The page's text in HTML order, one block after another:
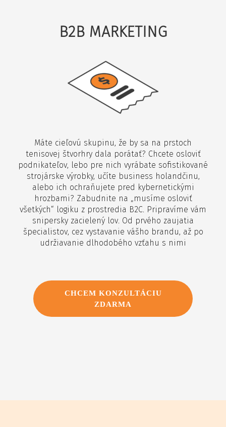
B2B MARKETING
Máte cieľovú skupinu, že by sa na prstoch
tenisovej štvorhry dala porátať? Chcete osloviť
podnikateľov, lebo pre nich vyrábate sofistikované
strojárske výrobky, učíte business holandčinu,
alebo ich ochraňujete pred kybernetickými
hrozbami? Zabudnite na „musíme osloviť
všetkých“ logiku z prostredia B2C. Pripravíme vám
snipersky zacielený lov. Od prvého zaujatia
špecialistov, cez vystavanie vášho brandu, až po
udržiavanie dlhodobého vzťahu s nimi
CHCEM KONZULTÁCIU
ZDARMA